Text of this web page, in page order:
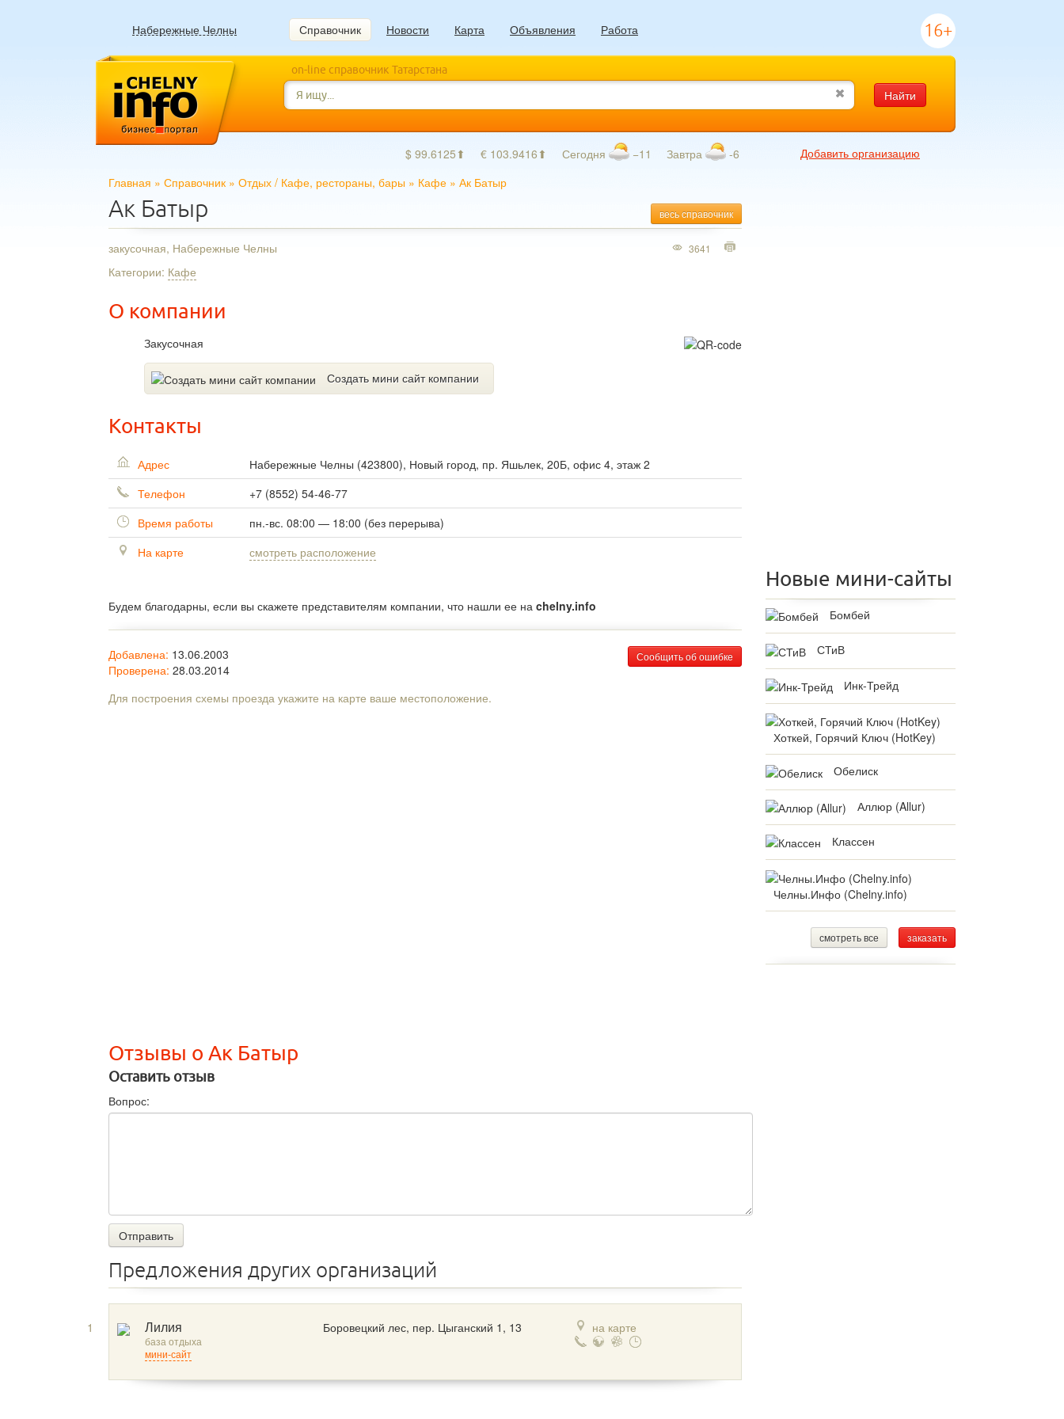
Набережные Челны Справочник Новости Карта Объявления Работа 16+
on-line справочник Татарстана
Найти
$ 99.6125⬆ € 103.9416⬆ Сегодня −11 Завтра -6
Добавить организацию
Главная » Справочник » Отдых / Кафе, рестораны, бары » Кафе » Ак Батыр
весь справочник
Ак Батыр
закусочная, Набережные Челны
Категории: Кафе
О компании
Закусочная
Создать мини сайт компании
3641
Контакты
Адрес Набережные Челны (423800), Новый город, пр. Яшьлек, 20Б, офис 4, этаж 2
Телефон
+7 (8552) 54-46-77
Время работы
пн.-вс. 08:00 — 18:00 (без перерыва)
На карте
смотреть расположение
Будем благодарны, если вы скажете представителям компании, что нашли ее на chelny.info
Сообщить об ошибке
Добавлена: 13.06.2003
Проверена: 28.03.2014
Для построения схемы проезда укажите на карте ваше местоположение.
Отзывы о Ак Батыр
Оставить отзыв
Вопрос:
Отправить
Предложения других организаций
1
Лилия
база отдыха
мини-сайт
Боровецкий лес, пер. Цыганский 1, 13 на карте
Новые мини-сайты
Бомбей
СТиВ
Инк-Трейд
Хоткей, Горячий Ключ (HotKey)
Обелиск
Аллюр (Allur)
Классен
Челны.Инфо (Chelny.info)
смотреть все заказать